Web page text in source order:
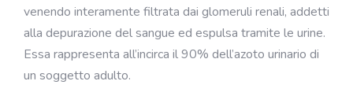
venendo interamente filtrata dai glomeruli renali, addetti
alla depurazione del sangue ed espulsa tramite le urine.
Essa rappresenta all’incirca il 90% dell’azoto urinario di
un soggetto adulto.